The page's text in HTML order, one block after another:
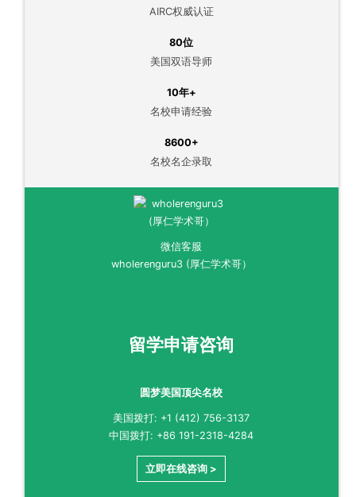
AIRC权威认证
80位
美国双语导师
10年+
名校申请经验
8600+
名校名企录取
微信客服
wholerenguru3 (厚仁学术哥）
留学申请咨询
圆梦美国顶尖名校
美国拨打: +1 (412) 756-3137
中国拨打: +86 191-2318-4284
立即在线咨询 >